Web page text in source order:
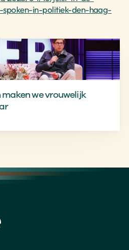
in-politiek-den-haag-
we vrouwelijk